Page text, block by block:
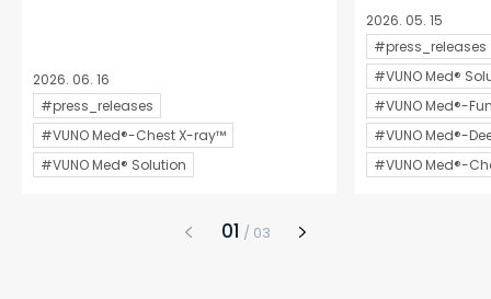
2026. 06. 16
#press_releases
#VUNO Med®-Chest X-ray™
#VUNO Med® Solution
2026. 05. 15
#press_releases
#VUNO Med®
#VUNO Med®-
#VUNO Med®-
#VUNO Med®-
1 / 3